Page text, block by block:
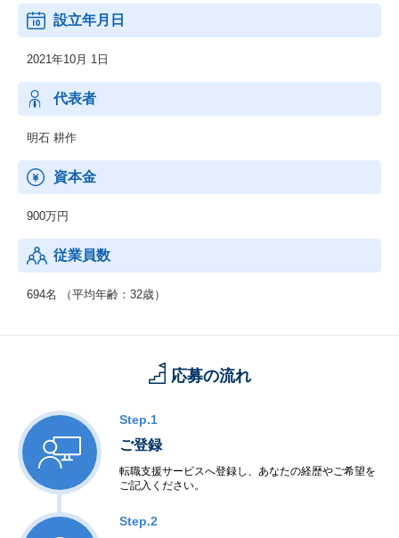
けでなく、『バイノーラル音声』の収録にも対応したスタジオ。
・マッチングサービス：作品・プロフィールを登録すれば、企業
※同社は1994年に創立された株式会社エイシスの親会社として202
1年に設立されました。同社に株式会社エイシスの一部事業及び子
会社株式を承継しております。
設立年月日
2021年10月 1日
代表者
明石 耕作
資本金
900万円
従業員数
694名 （平均年齢：32歳）
応募の流れ
Step.1
ご登録
転職支援サービスへ登録し、あなたの経歴やご希望を
ご記入ください。
Step.2